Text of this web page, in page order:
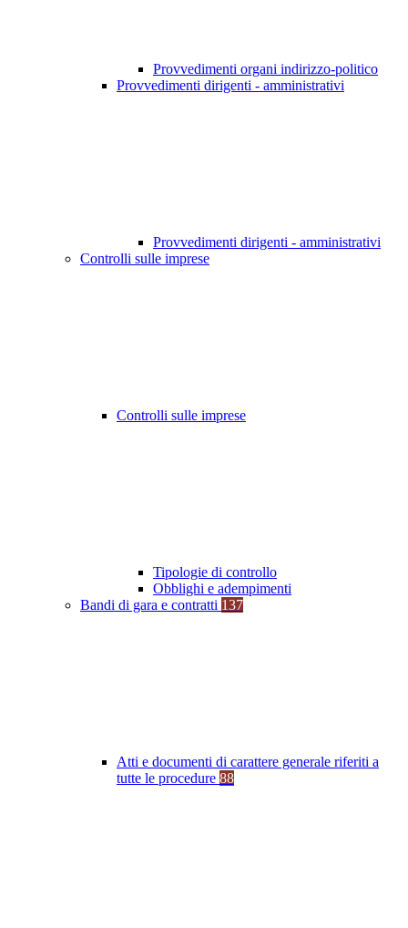
Provvedimenti organi indirizzo-politico
Provvedimenti dirigenti - amministrativi
Provvedimenti dirigenti - amministrativi
Controlli sulle imprese
Controlli sulle imprese
Tipologie di controllo
Obblighi e adempimenti
Bandi di gara e contratti 137
Atti e documenti di carattere generale riferiti a
tutte le procedure 88